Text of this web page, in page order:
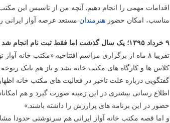
اقدامات مهمی را انجام دهیم. آنچه من از تاسیس این
مناسب، امکان حضور هنرمندان مستعد عرصه آواز ایرانی
۹ خرداد ۱۳۹۵؛ یک سال گذشت اما فقط ثبت نام انجام شد و دیگر هیچ
تقریبا ۸ ماه از برگزاری مراسم افتتاحیه «مکتب
کلاس ها و کارگاه های مکتب خانه نشد و باز هم بابک
گفتگویی درباره علت تاخیر در فعالیت های مکتب خانه
اطلاع رسانی بیشتری در این زمینه صورت گیرد و هم
حضور در این برنامه های پرارزش را داشته باشند.»
و اما قصه مکتب خانه آواز ایرانی هم سرنوشتی حدودا